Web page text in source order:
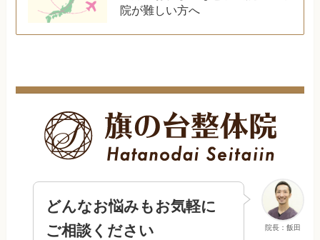
院が難しい方へ
院長：飯田
どんなお悩みもお気軽に
ご相談ください